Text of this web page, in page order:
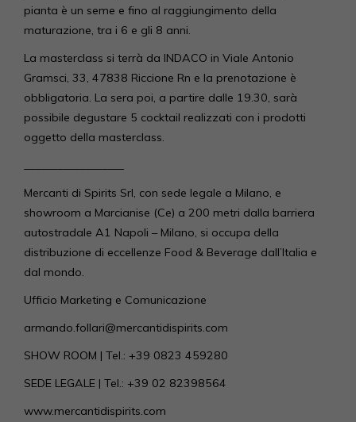
pianta è un seme e fino al raggiungimento della
maturazione, tra i 6 e gli 8 anni.
La masterclass si terrà da INDACO in Viale Antonio
Gramsci, 33, 47838 Riccione Rn e la prenotazione è
obbligatoria. La sera poi, a partire dalle 19.30, sarà
possibile degustare 5 cocktail realizzati con i prodotti
oggetto della masterclass.
Mercanti di Spirits Srl, con sede legale a Milano, e
showroom a Marcianise (Ce) a 200 metri dalla barriera
autostradale A1 Napoli – Milano, si occupa della
distribuzione di eccellenze Food & Beverage dall’Italia e
dal mondo.
Ufficio Marketing e Comunicazione
armando.follari@mercantidispirits.com
SHOW ROOM | Tel.: +39 0823 459280
SEDE LEGALE | Tel.: +39 02 82398564
www.mercantidispirits.com